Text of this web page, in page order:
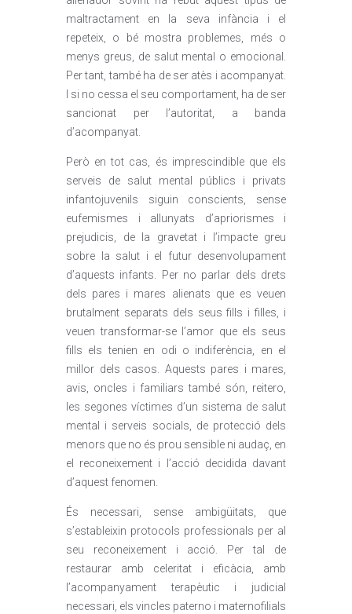
maltractament en la seva infància i el
repeteix, o bé mostra problemes, més o
menys greus, de salut mental o emocional.
Per tant, també ha de ser atès i acompanyat.
I si no cessa el seu comportament, ha de ser
sancionat per l’autoritat, a banda
d’acompanyat.
Però en tot cas, és imprescindible que els
serveis de salut mental públics i privats
infantojuvenils siguin conscients, sense
eufemismes i allunyats d’apriorismes i
prejudicis, de la gravetat i l’impacte greu
sobre la salut i el futur desenvolupament
d’aquests infants. Per no parlar dels drets
dels pares i mares alienats que es veuen
brutalment separats dels seus fills i filles, i
veuen transformar-se l’amor que els seus
fills els tenien en odi o indiferència, en el
millor dels casos. Aquests pares i mares,
avis, oncles i familiars també són, reitero,
les segones víctimes d’un sistema de salut
mental i serveis socials, de protecció dels
menors que no és prou sensible ni audaç, en
el reconeixement i l’acció decidida davant
d’aquest fenomen.
És necessari, sense ambigüitats, que
s’estableixin protocols professionals per al
seu reconeixement i acció. Per tal de
restaurar amb celeritat i eficàcia, amb
l’acompanyament terapèutic i judicial
necessari, els vincles paterno i maternofilials